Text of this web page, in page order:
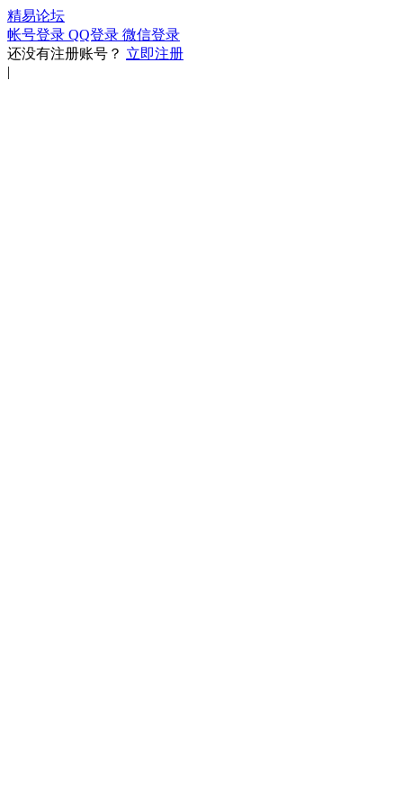
精易论坛
帐号登录 QQ登录 微信登录
还没有注册账号？ 立即注册
|